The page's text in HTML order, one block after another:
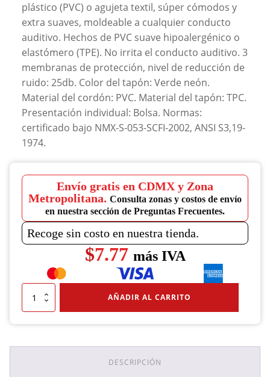
plástico (PVC) o agujeta textil, súper cómodos y
extra suaves, moldeable a cualquier conducto
auditivo. Hechos de PVC suave hipoalergénico o
elastómero (TPE). No irrita el conducto auditivo. 3
membranas de protección, nivel de reducción de
ruido: 25db. Color del tapón: Verde neón.
Material del cordón: PVC. Material del tapón: TPC.
Presentación individual: Bolsa. Normas:
certificado bajo NMX-S-053-SCFI-2002, ANSI S3,19-
1974.
Envío gratis en CDMX y Zona
Metropolitana. Consulta zonas y costos de envío
en nuestra sección de Preguntas Frecuentes.
Recoge sin costo en nuestra tienda.
$7.77 más IVA
Tapón
Auditivo
Plus
AÑADIR AL CARRITO
DESCRIPCIÓN